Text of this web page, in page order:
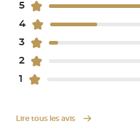
5
4
3
2
1
Lire tous les avis